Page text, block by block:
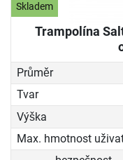
Skladem
Trampolína
Průměr
Tvar
Výška
Max. hmotnost